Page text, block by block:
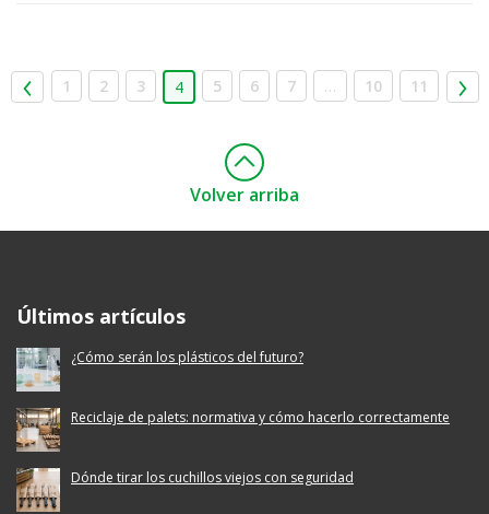
1 2 3 4 5 6 7 … 10 11
Volver arriba
Últimos artículos
¿Cómo serán los plásticos del futuro?
Reciclaje de palets: normativa y cómo hacerlo correctamente
Dónde tirar los cuchillos viejos con seguridad